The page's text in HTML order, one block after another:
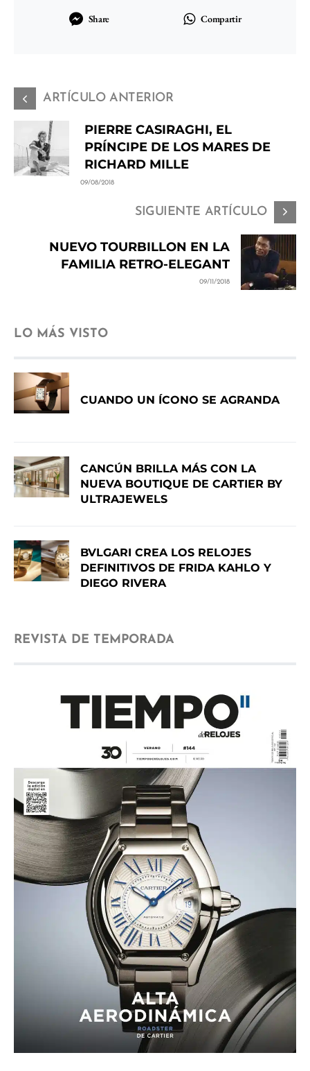
Share Compartir
ARTÍCULO ANTERIOR
PIERRE CASIRAGHI, EL
PRÍNCIPE DE LOS MARES DE
RICHARD MILLE
09/08/2018
SIGUIENTE ARTÍCULO
NUEVO TOURBILLON EN LA
FAMILIA RETRO-ELEGANT
09/11/2018
LO MÁS VISTO
CUANDO UN ÍCONO SE AGRANDA
CANCÚN BRILLA MÁS CON LA
NUEVA BOUTIQUE DE CARTIER BY
ULTRAJEWELS
BVLGARI CREA LOS RELOJES
DEFINITIVOS DE FRIDA KAHLO Y
DIEGO RIVERA
REVISTA DE TEMPORADA